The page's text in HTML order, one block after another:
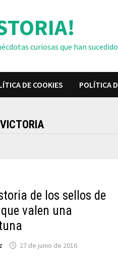
curiosas que han
DE COOKIES POLÍTICA
de los sellos de
valen una
27 de junio de 2016